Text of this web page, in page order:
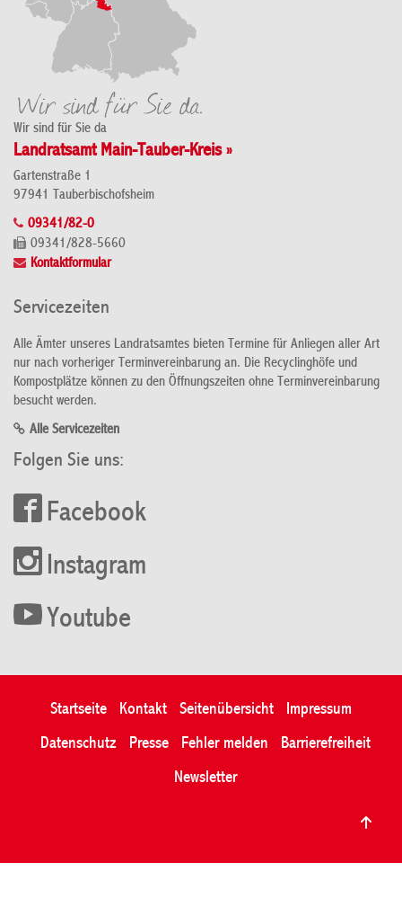
Wir sind für Sie da
Landratsamt Main-Tauber-Kreis »
Gartenstraße 1
97941 Tauberbischofsheim
09341/82-0
09341/828-5660
Kontaktformular
Servicezeiten
Alle Ämter unseres Landratsamtes bieten Termine für Anliegen aller Art
nur nach vorheriger Terminvereinbarung an. Die Recyclinghöfe und
Kompostplätze können zu den Öffnungszeiten ohne Terminvereinbarung
besucht werden.
Alle Servicezeiten
Folgen Sie uns:
Facebook
Instagram
Youtube
Startseite Kontakt Seitenübersicht
Impressum
Datenschutz
Presse Fehler melden
Barrierefreiheit
Newsletter